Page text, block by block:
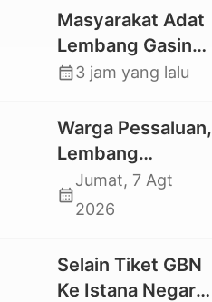
Masyarakat Adat
Lembang Gasing
Mengkendek Usir
yang Rusak
Kawasan Hutan
calendar_month3 jam yang lalu
Warga Pessaluan,
Lembang
Gandangbatu
Swadaya Cor
calendar_month
Jumat, 7 Agt
2026
Selain Tiket GBN
Ke Istana Negara,